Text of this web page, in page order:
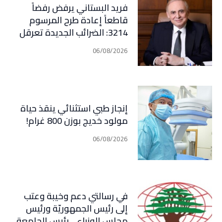
فريد البستاني يرفض رفضاً
قاطعاً إعادة طرح المرسوم
3214: الضرائب الجديدة تعرقل
التعافي الاقتصادي وتناقض
مبدأ الشراكة
06/08/2026
إنجاز طبي استثنائي ينقذ حياة
مولود خديج بوزن 800 غرام!
06/08/2026
في رسالتي دعم وخيبة وعتب
إلى رئيس الجمهوريّة ورئيس